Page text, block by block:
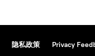
隐私政策 Privacy